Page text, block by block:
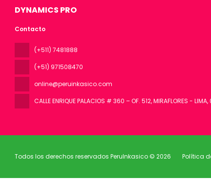
DYNAMICS PRO
Contacto
(+511) 7481888
(+51) 971508470
online@peruinkasico.com
CALLE ENRIQUE PALACIOS # 360 – OF. 512, MIRAFLORES - LIMA,
Todos los derechos reservados PeruInkasico © 2026 Política